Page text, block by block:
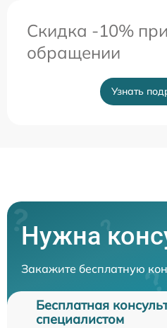
Скидка -10%
обращении
Узнать
Нужна
Закажите бесплатную
Бесплатная
специалистом